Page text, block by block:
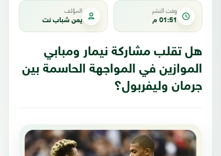
وقت النشر
01:51 م
المؤلف
يمن شباب نت
هل تقلب مشاركة نيمار ومبابي
الموازين في المواجهة الحاسمة بين
جرمان وليفربول؟